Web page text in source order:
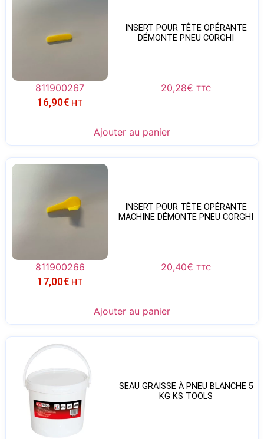
INSERT POUR TÊTE OPÉRANTE
DÉMONTE PNEU CORGHI
811900267 20,28€ TTC
16,90€ HT
Ajouter au panier
INSERT POUR TÊTE OPÉRANTE
MACHINE DÉMONTE PNEU CORGHI
811900266 20,40€ TTC
17,00€ HT
Ajouter au panier
SEAU GRAISSE À PNEU BLANCHE 5
KG KS TOOLS